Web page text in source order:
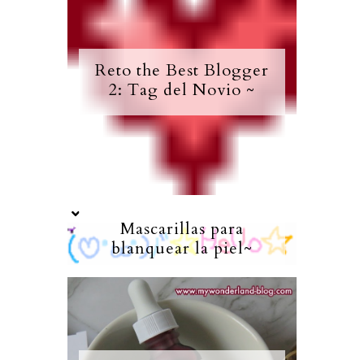
Reto the Best Blogger
2: Tag del Novio ~
Mascarillas para
blanquear la piel~